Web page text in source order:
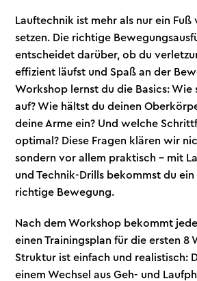
Lauftechnik ist mehr als nur ein Fuß
setzen. Die richtige
entscheidet darüber, ob du
effizient läufst und Spaß an der
Workshop lernst du die Basics: Wie
auf? Wie hältst du deinen
deine Arme ein? Und welche
optimal? Diese Fragen klären wir
sondern vor allem praktisch – mit
und Technik-Drills bekommst du
richtige Bewegung.
Nach dem Workshop bekommt
einen Trainingsplan für die ersten 8
Struktur ist einfach und realistisch:
einem Wechsel aus Geh- und